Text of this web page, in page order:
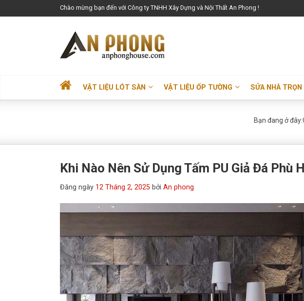
Chào mừng bạn đến với Công ty TNHH Xây Dựng và Nội Thất An Phong !
VẬT LIỆU LÓT SÀN VẬT LIỆU ỐP TƯỜNG SỬA NHÀ TRỌN
Bạn đang ở đây:
Khi Nào Nên Sử Dụng Tấm PU Giả Đá Phù
Đăng ngày 12 Tháng 2, 2025 bởi An phong